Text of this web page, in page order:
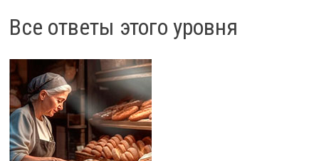
Все ответы этого уровня